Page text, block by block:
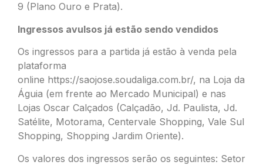
9 (Plano Ouro e Prata).
Ingressos avulsos já estão sendo vendidos
Os ingressos para a partida já estão à venda pela
plataforma
online https://saojose.soudaliga.com.br/, na Loja da
Águia (em frente ao Mercado Municipal) e nas
Lojas Oscar Calçados (Calçadão, Jd. Paulista, Jd.
Satélite, Motorama, Centervale Shopping, Vale Sul
Shopping, Shopping Jardim Oriente).
Os valores dos ingressos serão os seguintes: Setor